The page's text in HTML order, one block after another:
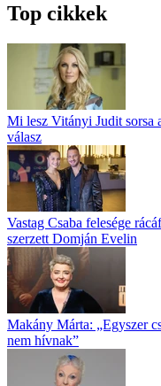
Top cikkek
Mi lesz Vitányi Judit sorsa
válasz
Vastag Csaba felesége
szerzett Domján Evelin
Makány Márta: „Egyszer
nem hívnak”